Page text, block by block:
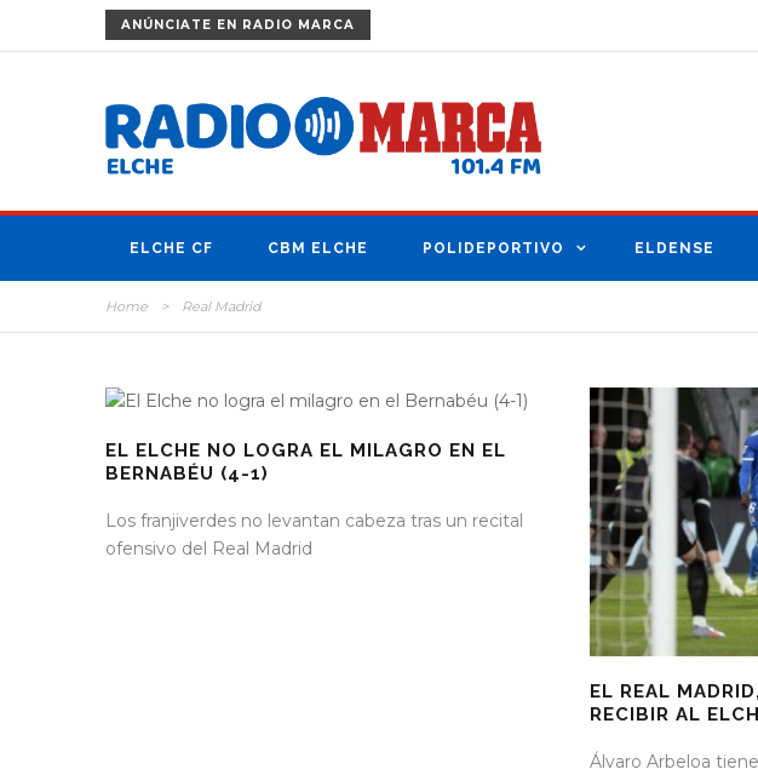
ANÚNCIATE EN RADIO MARCA
ELCHE CF CBM ELCHE POLIDEPORTIVO ELDENSE
Home > Real Madrid
EL ELCHE NO LOGRA EL MILAGRO EN EL
BERNABÉU (4-1)
Los franjiverdes no levantan cabeza tras un recital
ofensivo del Real Madrid
EL REAL
RECIBIR AL
Álvaro Arbeloa